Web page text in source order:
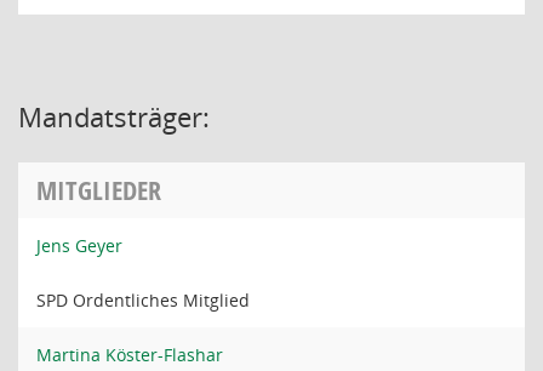
Mandatsträger:
MITGLIEDER
Jens Geyer
SPD Ordentliches Mitglied
Martina Köster-Flashar